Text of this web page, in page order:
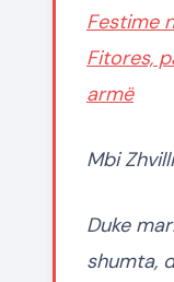
Festime
Fitores,
armë
Mbi
Duke
shumta,